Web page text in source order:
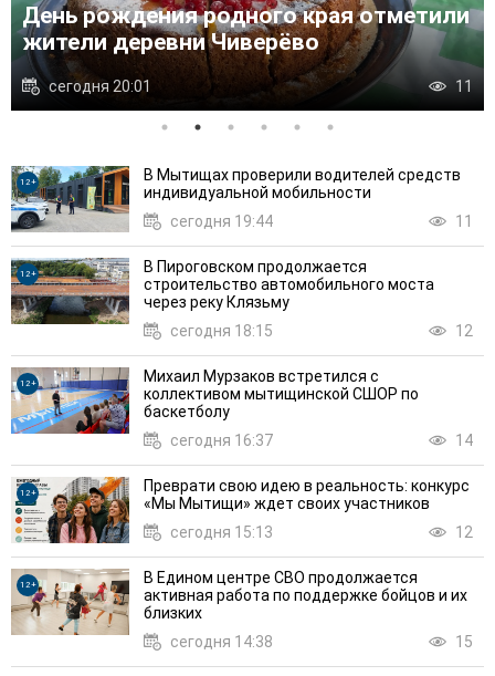
День рождения родного края отметили
жители деревни Чиверёво
сегодня 20:01 11
В Мытищах проверили водителей средств
индивидуальной мобильности
сегодня 19:44
11
12+
В Пироговском продолжается
строительство автомобильного моста
через реку Клязьму
сегодня 18:15
12
12+
Михаил Мурзаков встретился с
коллективом мытищинской СШОР по
баскетболу
сегодня 16:37
14
12+
Преврати свою идею в реальность: конкурс
«Мы Мытищи» ждет своих участников
сегодня 15:13
12
12+
В Едином центре СВО продолжается
активная работа по поддержке бойцов и их
близких
сегодня 14:38
15
12+